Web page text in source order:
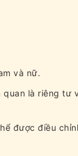
và nữ.
là riêng tư
được điều